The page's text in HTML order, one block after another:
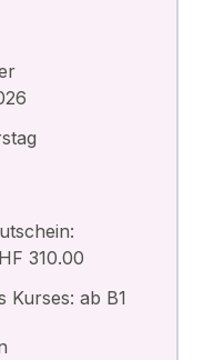
310.00
Kurses: ab B1